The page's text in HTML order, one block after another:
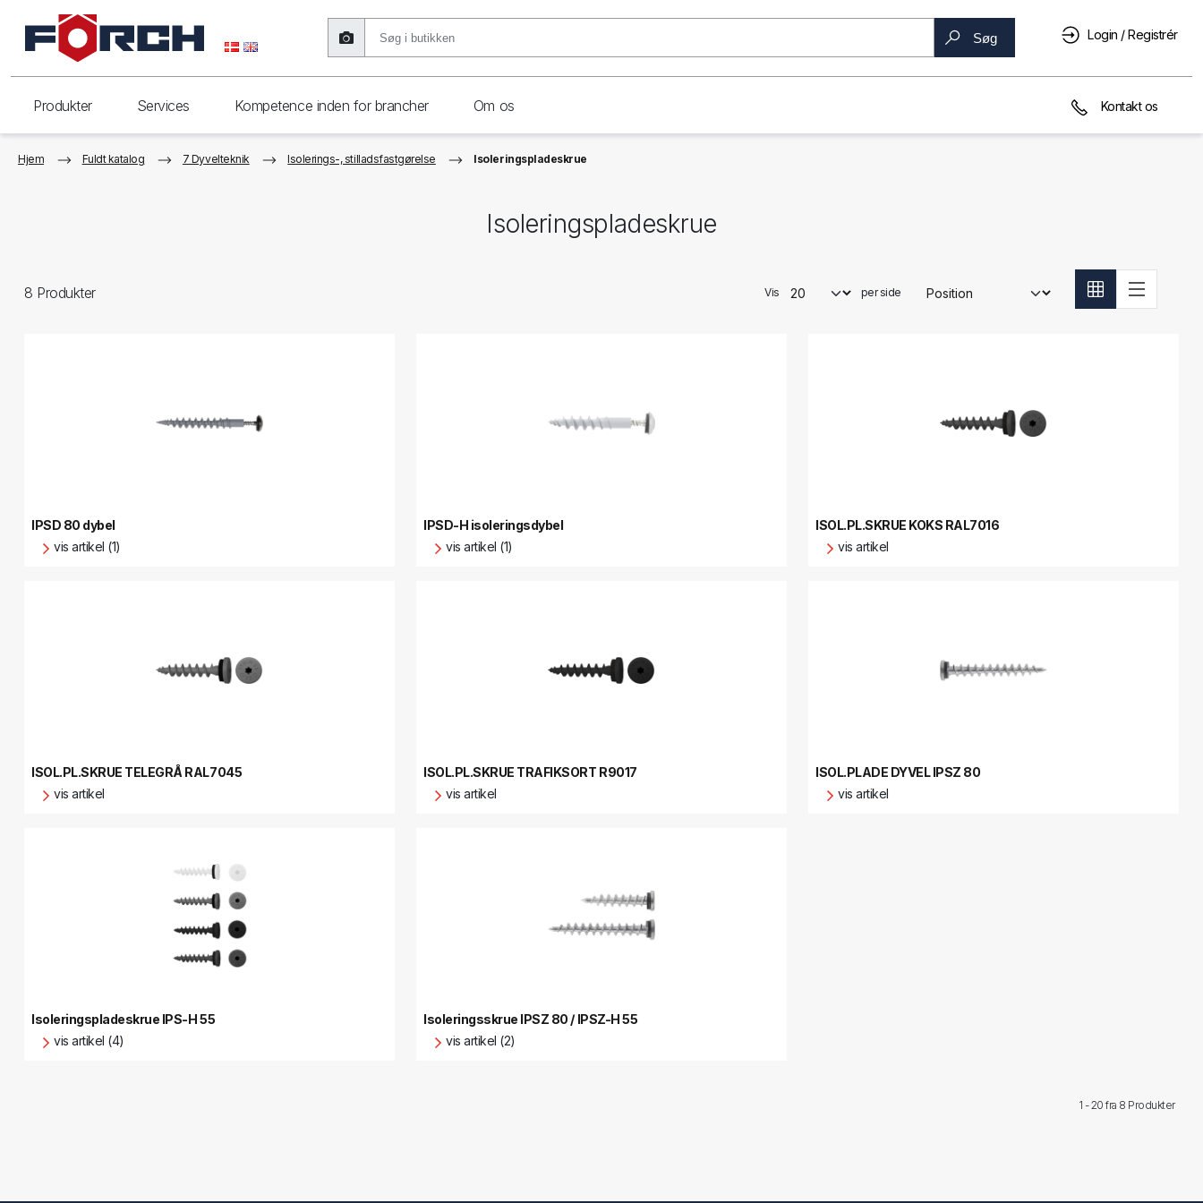
Søg Login / Registrér
Produkter Services Kompetence inden for brancher Om os Kontakt os
Hjem Fuldt katalog 7 Dyvelteknik Isolerings-, stilladsfastgørelse Isoleringspladeskrue
Isoleringspladeskrue
8 Produkter Vis per side
IPSD 80 dybel
vis artikel (1)
IPSD-H isoleringsdybel
vis artikel (1)
ISOL.PL.SKRUE KOKS RAL7016
vis artikel
ISOL.PL.SKRUE TELEGRÅ RAL7045
vis artikel
ISOL.PL.SKRUE TRAFIKSORT R9017
vis artikel
ISOL.PLADE DYVEL IPSZ 80
vis artikel
Isoleringspladeskrue IPS-H 55
vis artikel (4)
Isoleringsskrue IPSZ 80 / IPSZ-H 55
vis artikel (2)
1 - 20 fra 8 Produkter